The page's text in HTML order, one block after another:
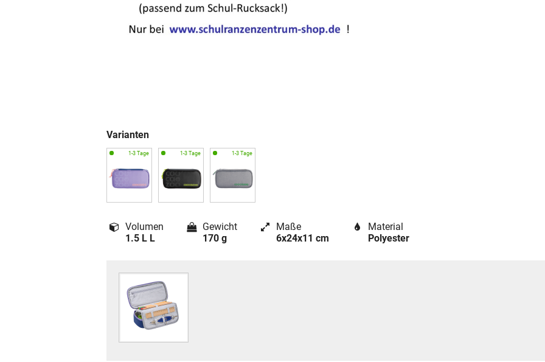
Varianten
Volumen
1.5 L L
Gewicht
170 g
Maße
6x24x11 cm
Material
Polyester